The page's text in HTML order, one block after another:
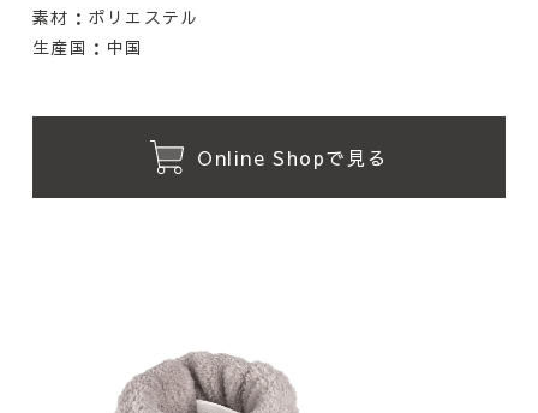
素材：ポリエステル
生産国：中国
Online Shopで見る